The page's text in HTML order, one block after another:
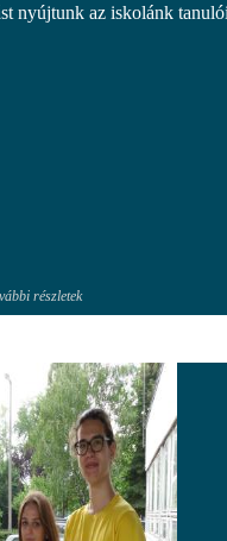
nyújtunk az iskolánk
részletek